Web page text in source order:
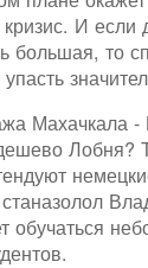
И если
большая, то
Махачкала -
Лобня?
обучаться